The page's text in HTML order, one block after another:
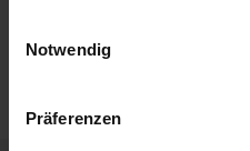
Notwendig
Präferenzen